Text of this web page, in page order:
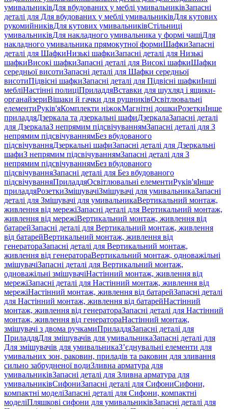
умивальниківДля вбудованих у меблі умивальниківЗапасні
деталі для Для вбудованих у меблі умивальниківДля кутових
рукомийниківДля кутових умивальниківСтільниці
умивальниківДля накладного умивальника у формі чашіДля
накладного умивальника прямокутної формиШафкиЗапасні
деталі для ШафкиНизькі шафкиЗапасні деталі для Низькі
шафкиВисокі шафкиЗапасні деталі для Високі шафкиШафки
середньої висотиЗапасні деталі для Шафки середньої
висотиПідвісні шафкиЗапасні деталі для Підвісні шафкиІнші
мебліНастінні полиціПриладдяВставки для шухляд і ящики-
органайзериВішаки й гачки для рушниківОсвітлювальні
елементиРуків'яКомплекти ніжокМагнітні дошкиРозеткиІнше
приладдяДзеркала та дзеркальні шафиДзеркалаЗапасні деталі
для ДзеркалаЗ непрямим підсвічуваннямЗапасні деталі для З
непрямим підсвічуваннямБез вбудованого
підсвічуванняДзеркальні шафиЗапасні деталі для Дзеркальні
шафиЗ непрямим підсвічуваннямЗапасні деталі для З
непрямим підсвічуваннямБез вбудованого
підсвічуванняЗапасні деталі для Без вбудованого
підсвічуванняПриладдяОсвітлювальні елементиРуків'яІнше
приладдяРозеткиЗмішувачіЗмішувачі для умивальникаЗапасні
деталі для Змішувачі для умивальникаВертикальний монтаж,
живлення від мережіЗапасні деталі для Вертикальний монтаж,
живлення від мережіВертикальний монтаж, живлення від
батарейЗапасні деталі для Вертикальний монтаж, живлення
від батарейВертикальний монтаж, живлення від
генератораЗапасні деталі для Вертикальний монтаж,
живлення від генератораВертикальний монтаж, одноважільні
змішувачіЗапасні деталі для Вертикальний монтаж,
одноважільні змішувачіНастінний монтаж, живлення від
мережіЗапасні деталі для Настінний монтаж, живлення від
мережіНастінний монтаж, живлення від батарейЗапасні деталі
для Настінний монтаж, живлення від батарейНастінний
монтаж, живлення від генератораЗапасні деталі для Настінний
монтаж, живлення від генератораНастінний монтаж,
змішувачі з двома ручкамиПриладдяЗапасні деталі для
ПриладдяДля змішувачів для умивальникаЗапасні деталі для
Для змішувачів для умивальникаЗ’єднувальні елементи для
умивальних зон, раковин, приладів та раковин для зливання
сильно забрудненої водиЗливна арматура для
умивальниківЗапасні деталі для Зливна арматура для
умивальниківСифониЗапасні деталі для СифониСифони,
компактні моделіЗапасні деталі для Сифони, компактні
моделіПляшкові сифони для умивальниківЗапасні деталі для